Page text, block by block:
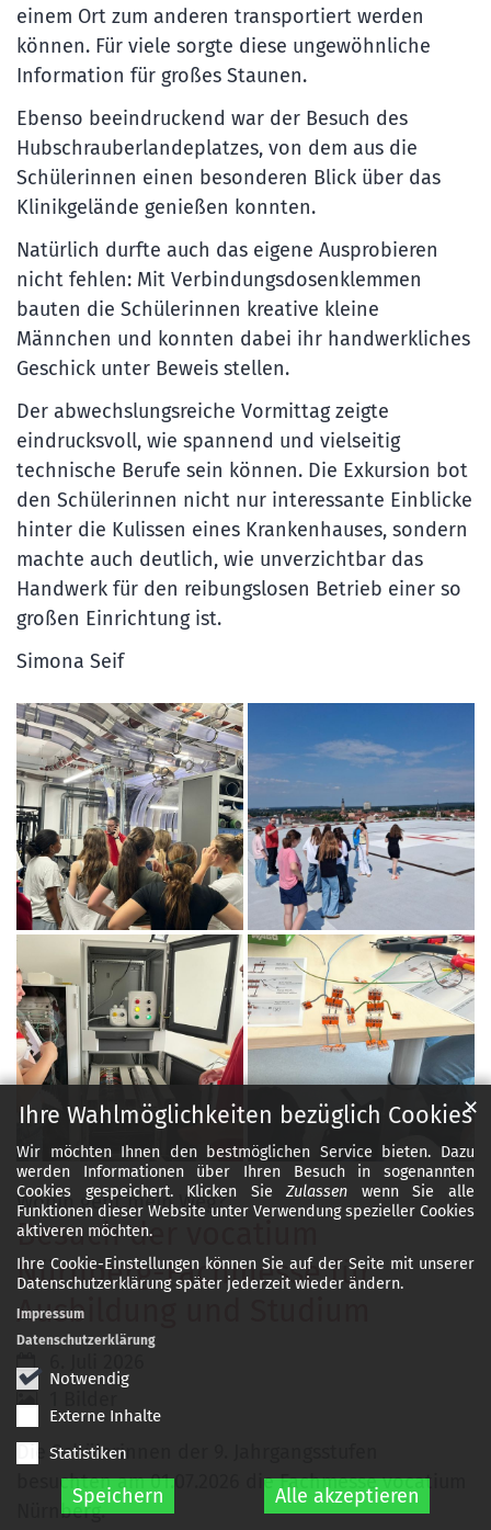
Ihre Wahlmöglichkeiten bezüglich Cookies
Wir möchten Ihnen den bestmöglichen Service bieten. Dazu
werden Informationen über Ihren Besuch in sogenannten
Cookies gespeichert. Klicken SieZulassen wenn Sie alle
Funktionen dieser Website unter Verwendung spezieller Cookies
aktiveren möchten.
Ihre Cookie-Einstellungen können Sie auf der Seite mit unserer
Datenschutzerklärung später jederzeit wieder ändern.
Notwendig
Externe Inhalte
Statistiken
Speichern Alle akzeptieren
✕
Impressum
Datenschutzerklärung
einem Ort zum anderen transportiert werden
können. Für viele sorgte diese ungewöhnliche
Information für großes Staunen.
Ebenso beeindruckend war der Besuch des
Hubschrauberlandeplatzes, von dem aus die
Schülerinnen einen besonderen Blick über das
Klinikgelände genießen konnten.
Natürlich durfte auch das eigene Ausprobieren
nicht fehlen: Mit Verbindungsdosenklemmen
bauten die Schülerinnen kreative kleine
Männchen und konnten dabei ihr handwerkliches
Geschick unter Beweis stellen.
Der abwechslungsreiche Vormittag zeigte
eindrucksvoll, wie spannend und vielseitig
technische Berufe sein können. Die Exkursion bot
den Schülerinnen nicht nur interessante Einblicke
hinter die Kulissen eines Krankenhauses, sondern
machte auch deutlich, wie unverzichtbar das
Handwerk für den reibungslosen Betrieb einer so
großen Einrichtung ist.
Simona Seif
Wohin geht mein Weg?:
Besuch der vocatium
Nürnberg-Fachmesse für
Ausbildung und Studium
Die Schülerinnen der 9. Jahrgangsstufen
besuchten am 01.07.2026 die Fachmesse vocatium
Nürnberg.